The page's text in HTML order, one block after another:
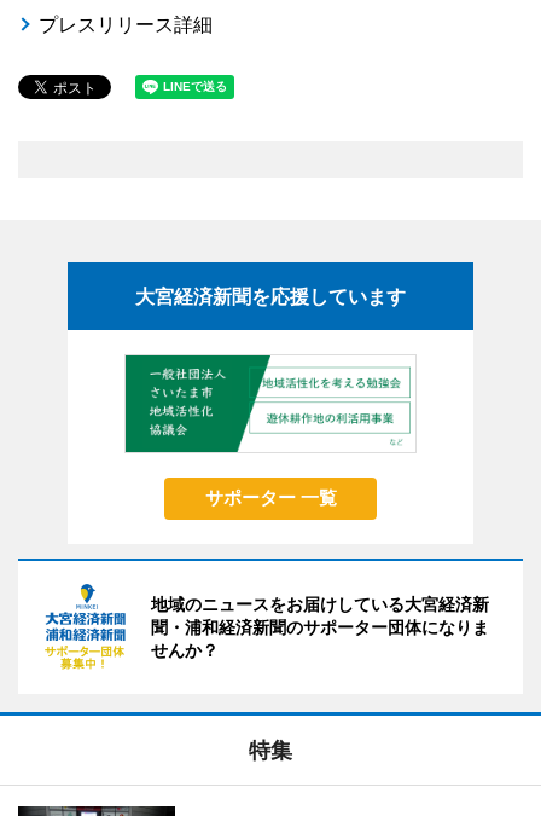
プレスリリース詳細
大宮経済新聞を応援しています
サポーター 一覧
地域のニュースをお届けしている大宮経済新
聞・浦和経済新聞のサポーター団体になりま
せんか？
特集